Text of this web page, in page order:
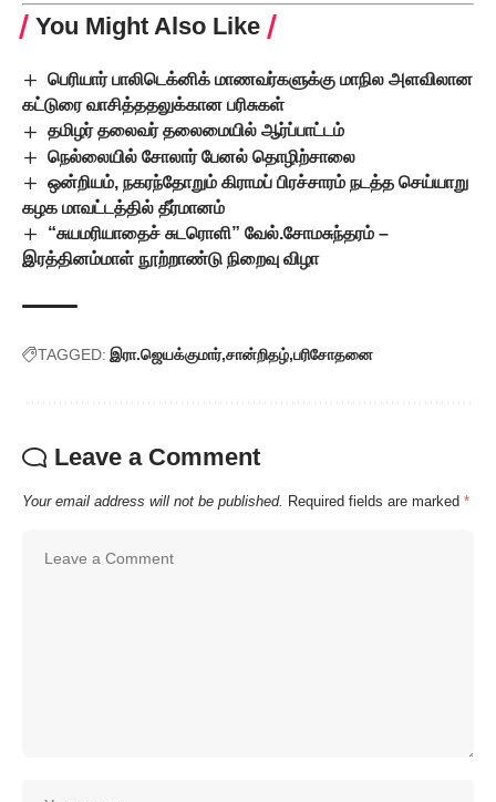
You Might Also Like
பெரியார் பாலிடெக்னிக் மாணவர்களுக்கு மாநில அளவிலான
கட்டுரை வாசித்ததலுக்கான பரிசுகள்
தமிழர் தலைவர் தலைமையில் ஆர்ப்பாட்டம்
நெல்லையில் சோலார் பேனல் தொழிற்சாலை
ஒன்றியம், நகரந்தோறும் கிராமப் பிரச்சாரம் நடத்த செய்யாறு
கழக மாவட்டத்தில் தீர்மானம்
“சுயமரியாதைச் சுடரொளி” வேல்.சோமசுந்தரம் –
இரத்தினம்மாள் நூற்றாண்டு நிறைவு விழா
TAGGED: இரா.ஜெயக்குமார் சான்றிதழ் பரிசோதனை
Leave a Comment
Your email address will not be published. Required fields are marked *